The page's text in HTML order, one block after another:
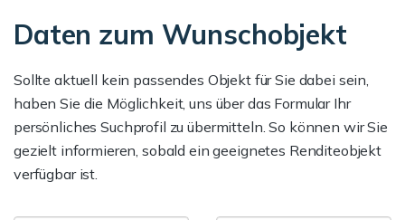
Daten zum Wunschobjekt
Sollte aktuell kein passendes Objekt für Sie dabei sein,
haben Sie die Möglichkeit, uns über das Formular Ihr
persönliches Suchprofil zu übermitteln. So können wir Sie
gezielt informieren, sobald ein geeignetes Renditeobjekt
verfügbar ist.